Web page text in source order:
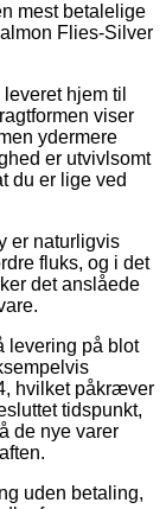
mest betalelige
Flies-Silver
hjem til
viser
ydermere
er utvivlsomt
du er lige ved
er naturligvis
fluks, og i det
det anslåede
levering på blot
hvilket påkræver
tidspunkt,
de nye varer
uden betaling,